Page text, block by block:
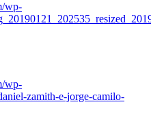
wp-
wp-
zamith-e-jorge-camilo-